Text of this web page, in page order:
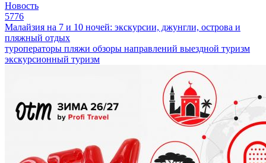
Новость
5776
Малайзия на 7 и 10 ночей: экскурсии, джунгли, острова и
пляжный отдых
туроператоры пляжи обзоры направлений выездной туризм
экскурсионный туризм